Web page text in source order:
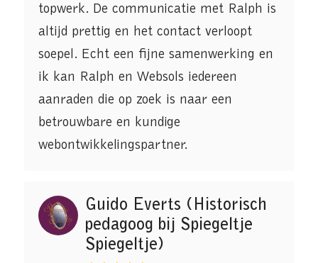
topwerk. De communicatie met Ralph is
altijd prettig en het contact verloopt
soepel. Echt een fijne samenwerking en
ik kan Ralph en Websols iedereen
aanraden die op zoek is naar een
betrouwbare en kundige
webontwikkelingspartner.
Guido Everts (Historisch
pedagoog bij Spiegeltje
Spiegeltje)